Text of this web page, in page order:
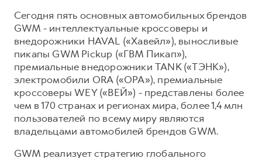
Сегодня пять основных автомобильных брендов
GWM - интеллектуальные кроссоверы и
внедорожники HAVAL («Хавейл»), выносливые
пикапы GWM Pickup («ГВМ Пикап»),
премиальные внедорожники TANK («ТЭНК»),
электромобили ORA («ОРА»), премиальные
кроссоверы WEY («ВЕЙ») - представлены более
чем в 170 странах и регионах мира, более 1,4 млн
пользователей по всему миру являются
владельцами автомобилей брендов GWM.
GWM реализует стратегию глобального